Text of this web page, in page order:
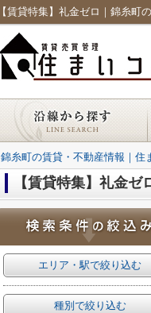
【賃貸特集】礼金ゼロ｜錦糸町
錦糸町の賃貸・不動産情報｜住
【賃貸特集】礼金ゼ
エリア・駅で絞り込む
種別で絞り込む